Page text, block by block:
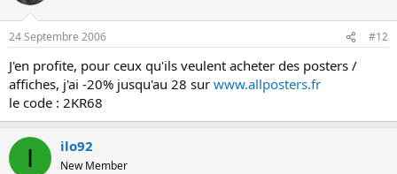
24 Septembre 2006 #12
J'en profite, pour ceux qu'ils veulent acheter des posters /
affiches, j'ai -20% jusqu'au 28 sur www.allposters.fr
le code : 2KR68
I ilo92
New Member